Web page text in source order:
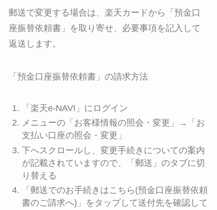
郵送で変更する場合は、楽天カードから「預金口
座振替依頼書」を取り寄せ、必要事項を記入して
返送します。
「預金口座振替依頼書」の請求方法
「楽天e-NAVI」にログイン
メニューの「お客様情報の照会・変更」→「お
支払い口座の照会・変更」
下へスクロールし、変更手続きについての案内
が記載されていますので、「郵送」のタブに切
り替える
「郵送でのお手続きはこちら(預金口座振替依頼
書のご請求へ)」をタップして送付先を確認して